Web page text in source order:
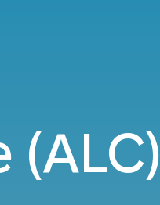
(ALC)